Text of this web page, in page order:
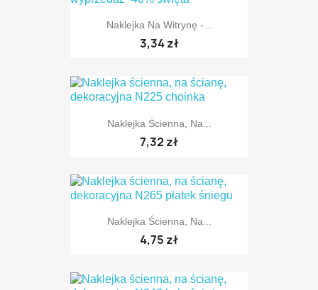
Naklejka Na Witrynę -...
3,34 zł
Naklejka Ścienna, Na...
7,32 zł
TYLKO ONLINE
Naklejka Ścienna, Na...
4,75 zł